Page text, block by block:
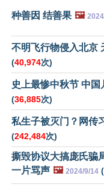
种善因 结善果 🖼️
不明飞行物侵入北京
(40,974次)
史上最惨中秋节 中国
(36,885次)
私生子被灭门？网传
(242,484次)
撕毁协议大搞庞氏骗
一片骂声 🖼️ 2024/9/14 (